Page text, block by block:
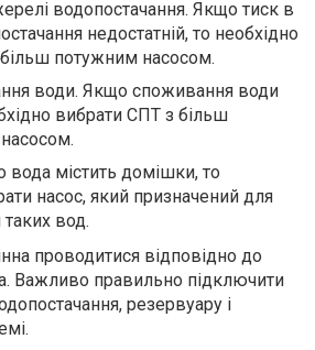
водопостачання. Якщо тиск в
недостатній, то необхідно
потужним насосом.
води. Якщо споживання води
вибрати СПТ з більш
містить домішки, то
насос, який призначений для
вод.
проводитися відповідно до
Важливо правильно підключити
резервуару і